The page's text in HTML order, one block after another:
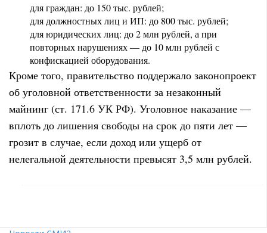
для граждан: до 150 тыс. рублей;
для должностных лиц и ИП: до 800 тыс. рублей;
для юридических лиц: до 2 млн рублей, а при
повторных нарушениях — до 10 млн рублей с
конфискацией оборудования.
Кроме того, правительство поддержало законопроект
об уголовной ответственности за незаконный
майнинг (ст. 171.6 УК РФ). Уголовное наказание —
вплоть до лишения свободы на срок до пяти лет —
грозит в случае, если доход или ущерб от
нелегальной деятельности превысят 3,5 млн рублей.